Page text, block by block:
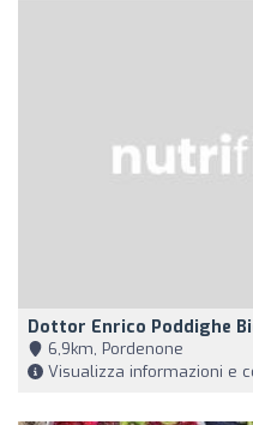
Dottor Enrico Poddighe
6,9km, Pordenone
Visualizza informazioni e